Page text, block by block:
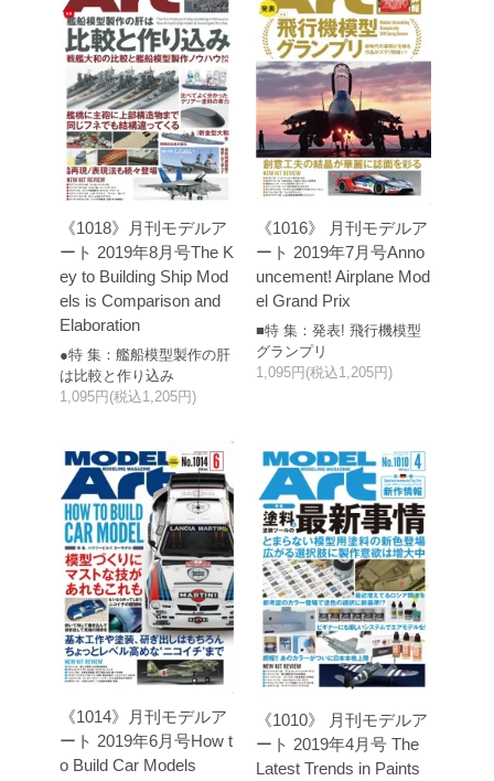
《1018》月刊モデルア
ート 2019年8月号The K
ey to Building Ship Mod
els is Comparison and
Elaboration
●特 集：艦船模型製作の肝
は比較と作り込み
1,095円(税込1,205円)
《1016》 月刊モデルア
ート 2019年7月号Anno
uncement! Airplane Mod
el Grand Prix
■特 集：発表! 飛行機模型
グランプリ
1,095円(税込1,205円)
《1014》月刊モデルア
ート 2019年6月号How t
o Build Car Models
《1010》 月刊モデルア
ート 2019年4月号 The
Latest Trends in Paints